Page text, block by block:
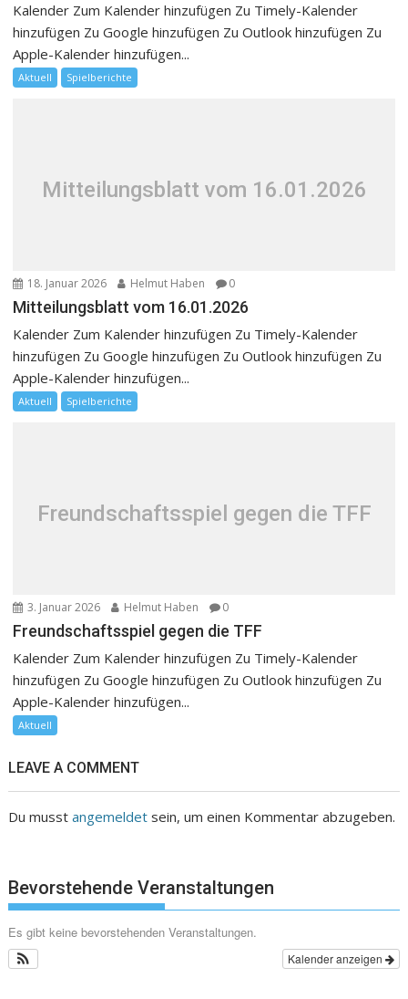
Kalender Zum Kalender hinzufügen Zu Timely-Kalender
hinzufügen Zu Google hinzufügen Zu Outlook hinzufügen Zu
Apple-Kalender hinzufügen...
Aktuell Spielberichte
Mitteilungsblatt vom 16.01.2026
18. Januar 2026 Helmut Haben 0
Mitteilungsblatt vom 16.01.2026
Kalender Zum Kalender hinzufügen Zu Timely-Kalender
hinzufügen Zu Google hinzufügen Zu Outlook hinzufügen Zu
Apple-Kalender hinzufügen...
Aktuell Spielberichte
Freundschaftsspiel gegen die TFF
3. Januar 2026 Helmut Haben 0
Freundschaftsspiel gegen die TFF
Kalender Zum Kalender hinzufügen Zu Timely-Kalender
hinzufügen Zu Google hinzufügen Zu Outlook hinzufügen Zu
Apple-Kalender hinzufügen...
Aktuell
LEAVE A COMMENT
Du musstangemeldet sein, um einen Kommentar abzugeben.
Bevorstehende Veranstaltungen
Es gibt keine bevorstehenden Veranstaltungen.
Kalender anzeigen